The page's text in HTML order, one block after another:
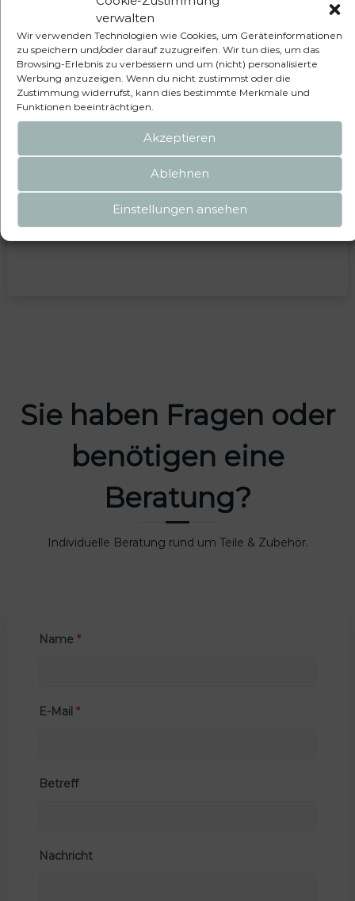
verwalten
Wir verwenden Technologien wie Cookies, um Geräteinformationen
zu speichern und/oder darauf zuzugreifen. Wir tun dies, um das
Browsing-Erlebnis zu verbessern und um (nicht) personalisierte
Werbung anzuzeigen. Wenn du nicht zustimmst oder die
Zustimmung widerrufst, kann dies bestimmte Merkmale und
Funktionen beeinträchtigen.
Akzeptieren
Ablehnen
Einstellungen ansehen
4x Schrauben M12x1,5x35mm Original Audi
Volkswagen Skoda SEAT N90708504 Bremssattel
Bremsträger
19,90€
inkl. MwSt.
IN DEN WARENKORB
Sie haben Fragen oder
benötigen eine
Beratung?
Individuelle Beratung rund um Teile & Zubehör.
Name *
E-Mail *
Betreff
Nachricht